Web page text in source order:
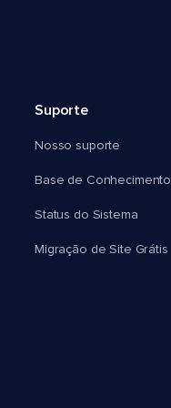
Suporte
Nosso suporte
Base de Conhecimento
Status do Sistema
Migração de Site Grátis